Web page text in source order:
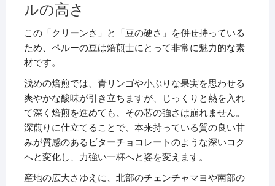
ルの高さ
この「クリーンさ」と「豆の硬さ」を併せ持っている
ため、ペルーの豆は焙煎士にとって非常に魅力的な素
材です。
浅めの焙煎では、青リンゴや小ぶりな果実を思わせる
爽やかな酸味が引き立ちますが、じっくりと熱を入れ
て深く焙煎を進めても、その芯の強さは崩れません。
深煎りに仕立てることで、本来持っている質の良い甘
みが質感のあるビターチョコレートのような深いコク
へと変化し、力強い一杯へと姿を変えます。
産地の広大さゆえに、北部のチェンチャマヨや南部の